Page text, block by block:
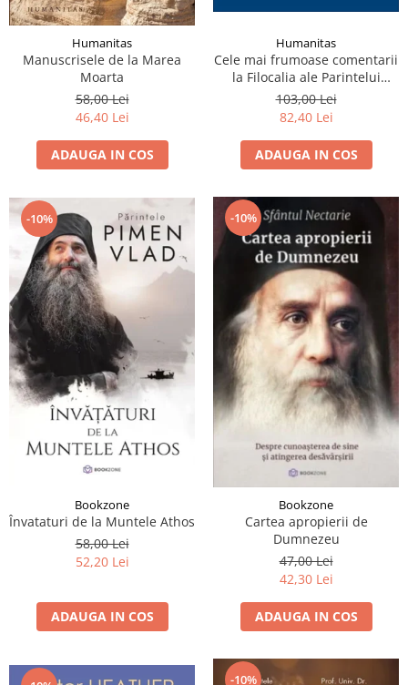
Humanitas
Manuscrisele de la Marea
Moarta
58,00 Lei
46,40 Lei
ADAUGA IN COS
Humanitas
Cele mai frumoase comentarii
la Filocalia ale Parintelui
Dumitru Staniloae
103,00 Lei
82,40 Lei
ADAUGA IN COS
-10%
Bookzone
Învataturi de la Muntele Athos
58,00 Lei
52,20 Lei
ADAUGA IN COS
-10%
Bookzone
Cartea apropierii de
Dumnezeu
47,00 Lei
42,30 Lei
ADAUGA IN COS
-10%